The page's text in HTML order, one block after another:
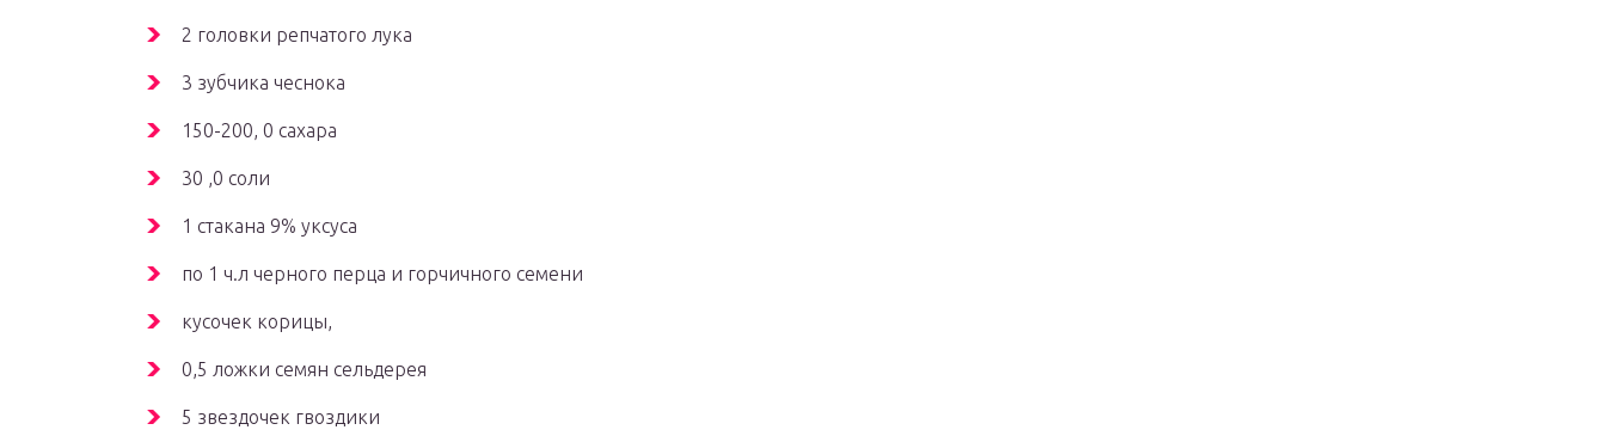
2 головки репчатого лука
3 зубчика чеснока
150-200, 0 сахара
30 ,0 соли
1 стакана 9% уксуса
по 1 ч.л черного перца и горчичного семени
кусочек корицы,
0,5 ложки семян сельдерея
5 звездочек гвоздики